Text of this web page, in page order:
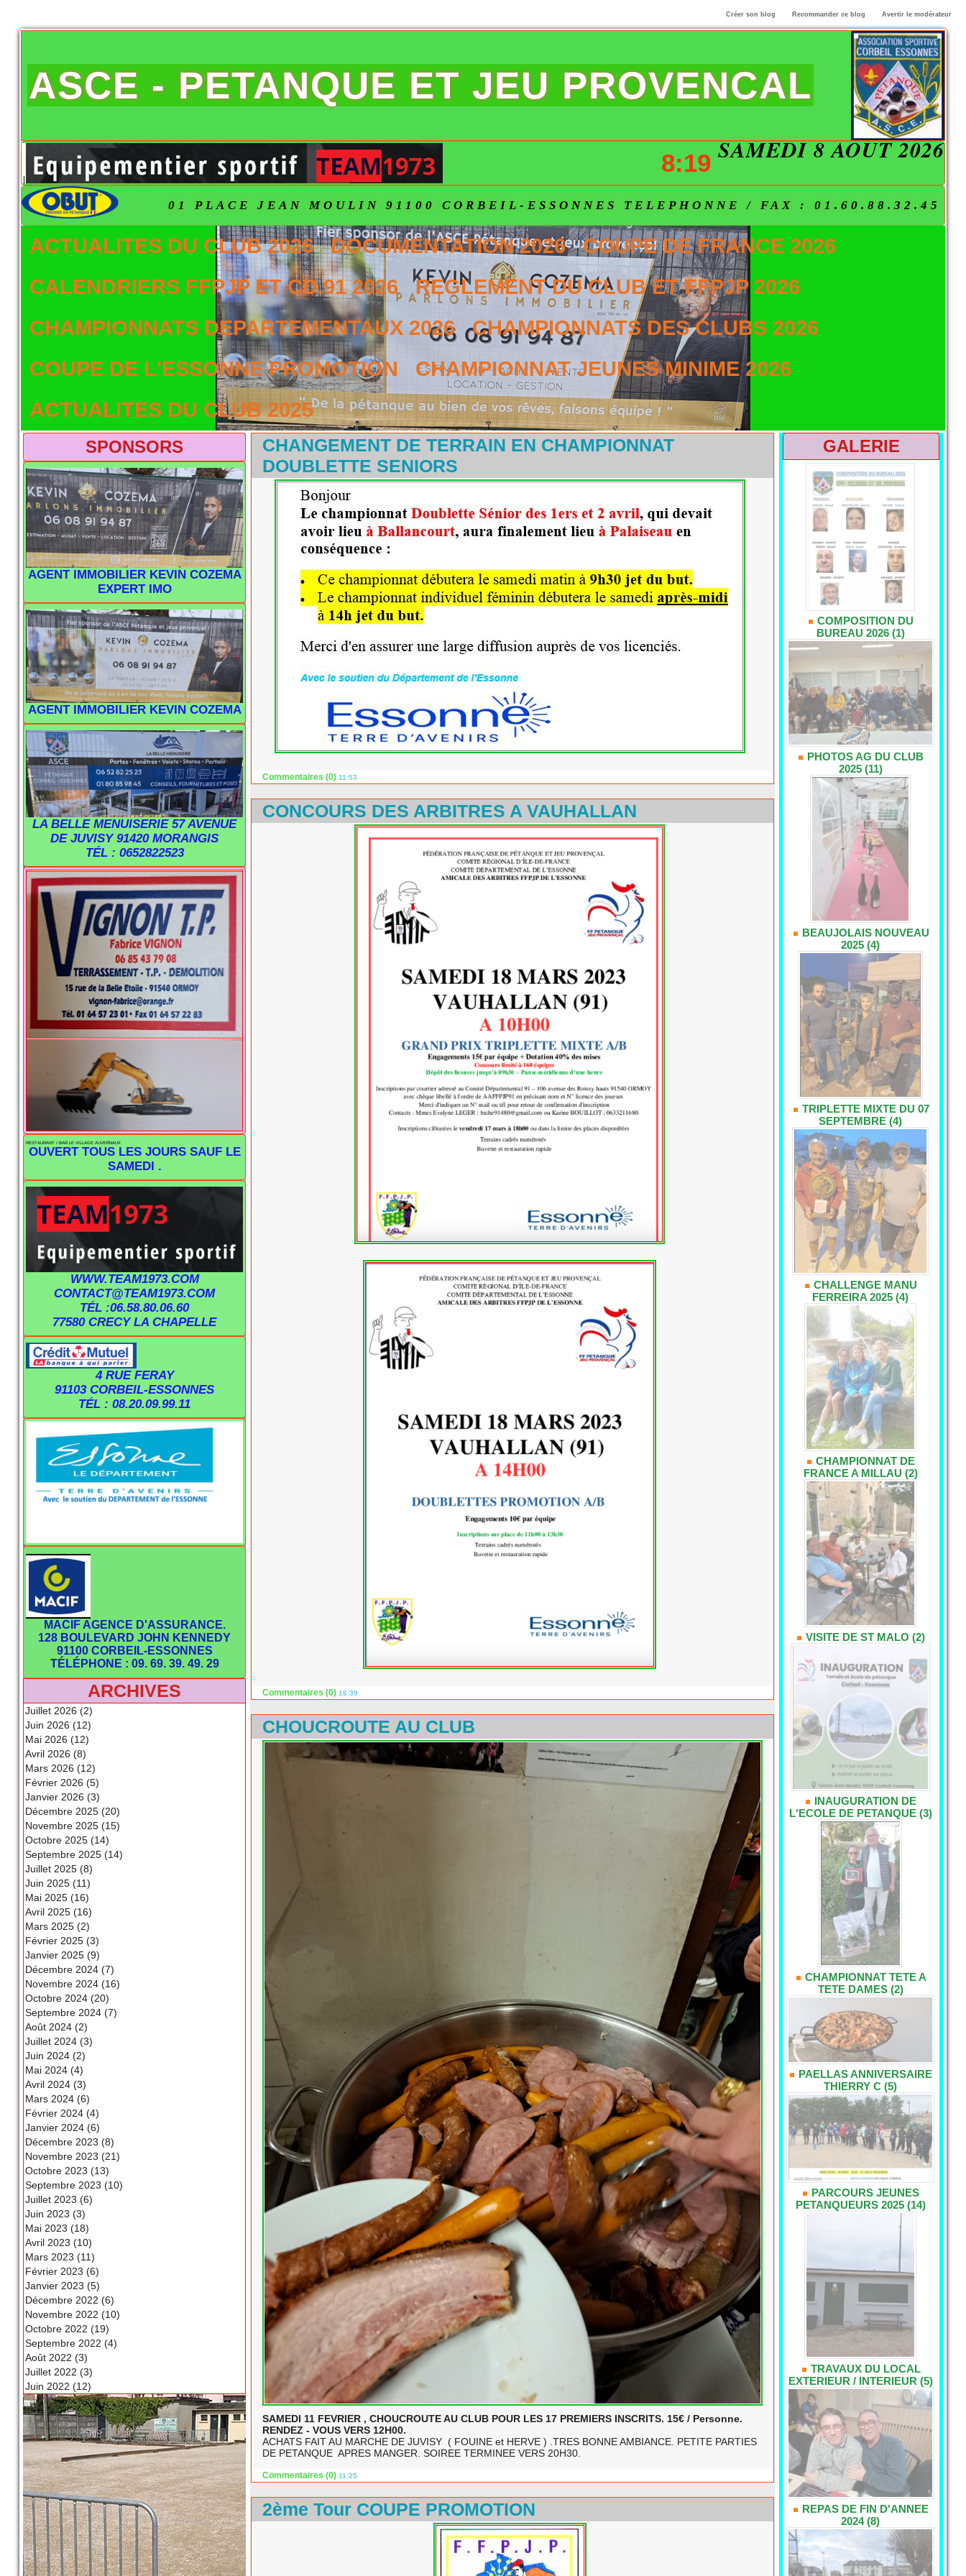
Créer son blog Recommander ce blog Avertir le modérateur
ASCE - PETANQUE ET JEU PROVENCAL
SAMEDI 8 AOÛT 2026
8:19
01 PLACE JEAN MOULIN 91100 CORBEIL-ESSONNES TELEPHONNE / FAX : 01.60.88.32.45
ACTUALITES DU CLUB 2026 DOCUMENTATION 2026
COUPE DE FRANCE 2026
CALENDRIERS FFPJP ET CD.91 2026
REGLEMENT DU CLUB ET FFPJP 2026
CHAMPIONNATS DEPARTEMENTAUX 2026
CHAMPIONNATS DES CLUBS 2026
COUPE DE L'ESSONNE PROMOTION
CHAMPIONNAT JEUNES MINIME 2026
ACTUALITES DU CLUB 2025
SPONSORS
AGENT IMMOBILIER KEVIN COZEMA
EXPERT IMO
AGENT IMMOBILIER KEVIN COZEMA
LA BELLE MENUISERIE 57 AVENUE
DE JUVISY 91420 MORANGIS
TÉL : 0652822523
RESTAURANT / BAR LE VILLAGE AUVERNAUX
OUVERT TOUS LES JOURS SAUF LE
SAMEDI .
WWW.TEAM1973.COM
CONTACT@TEAM1973.COM
TÉL :06.58.80.06.60
77580 CRECY LA CHAPELLE
4 RUE FERAY
91103 CORBEIL-ESSONNES
TÉL : 08.20.09.99.11
MACIF AGENCE D'ASSURANCE.
128 BOULEVARD JOHN KENNEDY
91100 CORBEIL-ESSONNES
TÉLÉPHONE : 09. 69. 39. 49. 29
ARCHIVES
Juillet 2026 (2)
Juin 2026 (12)
Mai 2026 (12)
Avril 2026 (8)
Mars 2026 (12)
Février 2026 (5)
Janvier 2026 (3)
Décembre 2025 (20)
Novembre 2025 (15)
Octobre 2025 (14)
Septembre 2025 (14)
Juillet 2025 (8)
Juin 2025 (11)
Mai 2025 (16)
Avril 2025 (16)
Mars 2025 (2)
Février 2025 (3)
Janvier 2025 (9)
Décembre 2024 (7)
Novembre 2024 (16)
Octobre 2024 (20)
Septembre 2024 (7)
Août 2024 (2)
Juillet 2024 (3)
Juin 2024 (2)
Mai 2024 (4)
Avril 2024 (3)
Mars 2024 (6)
Février 2024 (4)
Janvier 2024 (6)
Décembre 2023 (8)
Novembre 2023 (21)
Octobre 2023 (13)
Septembre 2023 (10)
Juillet 2023 (6)
Juin 2023 (3)
Mai 2023 (18)
Avril 2023 (10)
Mars 2023 (11)
Février 2023 (6)
Janvier 2023 (5)
Décembre 2022 (6)
Novembre 2022 (10)
Octobre 2022 (19)
Septembre 2022 (4)
Août 2022 (3)
Juillet 2022 (3)
Juin 2022 (12)
CHANGEMENT DE TERRAIN EN CHAMPIONNAT
DOUBLETTE SENIORS
Commentaires (0) 11:53
CONCOURS DES ARBITRES A VAUHALLAN
Commentaires (0) 16:39
CHOUCROUTE AU CLUB
SAMEDI 11 FEVRIER , CHOUCROUTE AU CLUB POUR LES 17 PREMIERS INSCRITS. 15€ / Personne.
RENDEZ - VOUS VERS 12H00.
ACHATS FAIT AU MARCHE DE JUVISY ( FOUINE et HERVE ) .TRES BONNE AMBIANCE. PETITE PARTIES
DE PETANQUE APRES MANGER. SOIREE TERMINEE VERS 20H30.
Commentaires (0) 11:25
2ème Tour COUPE PROMOTION
GALERIE
COMPOSITION DU
BUREAU 2026 (1)
PHOTOS AG DU CLUB
2025 (11)
BEAUJOLAIS NOUVEAU
2025 (4)
TRIPLETTE MIXTE DU 07
SEPTEMBRE (4)
CHALLENGE MANU
FERREIRA 2025 (4)
CHAMPIONNAT DE
FRANCE A MILLAU (2)
VISITE DE ST MALO (2)
INAUGURATION DE
L'ECOLE DE PETANQUE (3)
CHAMPIONNAT TETE A
TETE DAMES (2)
PAELLAS ANNIVERSAIRE
THIERRY C (5)
PARCOURS JEUNES
PETANQUEURS 2025 (14)
TRAVAUX DU LOCAL
EXTERIEUR / INTERIEUR (5)
REPAS DE FIN D'ANNEE
2024 (8)